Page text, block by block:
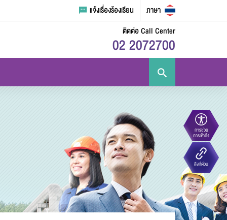
แจ้งเรื่องร้องเรียน ภาษา
ติดต่อ Call Center
02 2072700
ความตัดกันของสี การช่วย
การเข้าถึง
Eco-
Challenge
e-Library Handbook ลิงก์ด่วน